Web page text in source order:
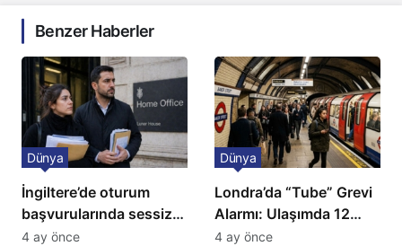
Benzer Haberler
İngiltere’de oturum
başvurularında sessiz
kriz: Büyükelçilikten
Dünya
4 ay önce
Londra’da “Tube” Grevi
Alarmı: Ulaşımda 12
Günlük Kaos Kapıda
Dünya
4 ay önce